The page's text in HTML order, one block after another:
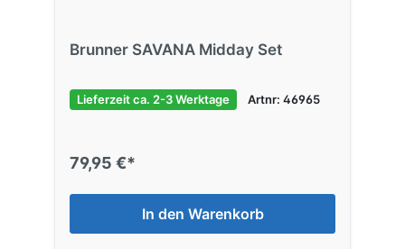
Brunner SAVANA Midday Set
Lieferzeit ca. 2-3 Werktage Artnr: 46965
79,95 €*
In den Warenkorb